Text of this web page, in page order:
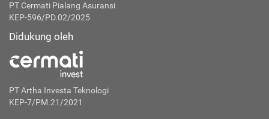
PT Cermati Pialang Asuransi
KEP-596/PD.02/2025
Didukung oleh
PT Artha Investa Teknologi
KEP-7/PM.21/2021